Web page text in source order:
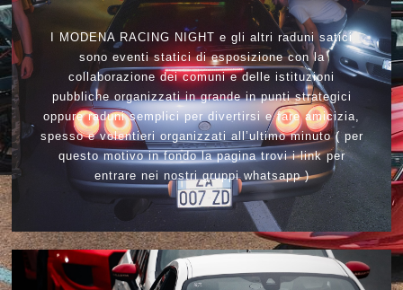
I MODENA RACING NIGHT e gli altri raduni satici
sono eventi statici di esposizione con la
collaborazione dei comuni e delle istituzioni
pubbliche organizzati in grande in punti strategici
oppure raduni semplici per divertirsi e fare amicizia,
spesso e volentieri organizzati all’ultimo minuto ( per
questo motivo in fondo la pagina trovi i link per
entrare nei nostri gruppi whatsapp )